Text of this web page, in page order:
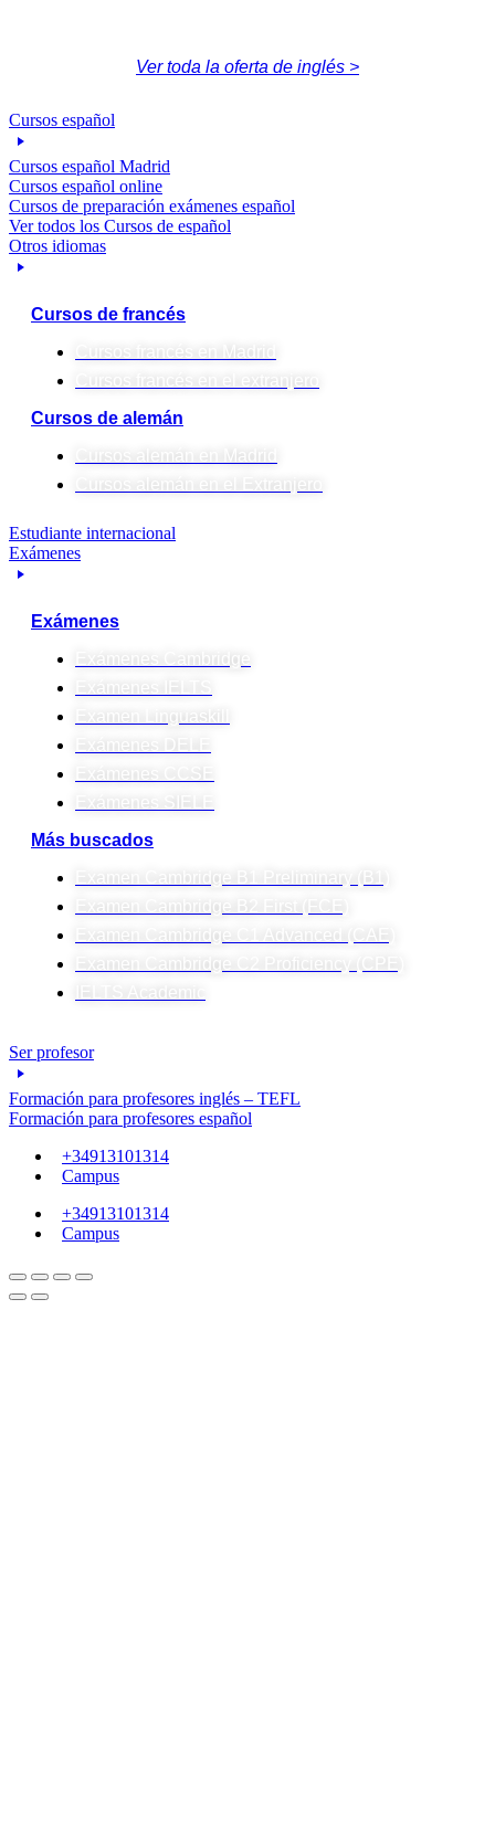
Ver toda la oferta de inglés >
Cursos español
Cursos español Madrid
Cursos español online
Cursos de preparación exámenes español
Ver todos los Cursos de español
Otros idiomas
Cursos de francés
Cursos francés en Madrid
Cursos de alemán
Cursos alemán en Madrid
Cursos alemán en el Extranjero
Estudiante internacional
Exámenes
Exámenes
Exámenes Cambridge
Exámenes IELTS
Examen Linguaskill
Exámenes DELE
Exámenes CCSE
Exámenes SIELE
Más buscados
Examen Cambridge B1 Preliminary (B1)
Examen Cambridge B2 First (FCE)
Examen Cambridge C1 Advanced (CAE)
Examen Cambridge C2 Proficiency (CPE)
IELTS Academic
Ser profesor
Formación para profesores inglés – TEFL
Formación para profesores español
+34913101314
Campus
+34913101314
Campus